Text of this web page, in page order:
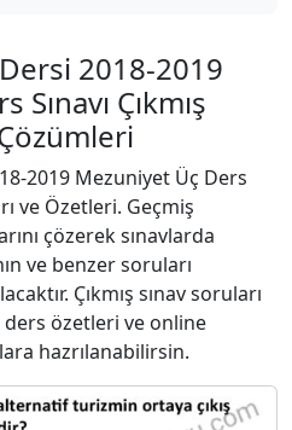
2018-2019
Çıkmış
2019 Mezuniyet Üç Ders
ve Özetleri. Geçmiş
çözerek sınavlarda
ve benzer soruları
Çıkmış sınav soruları
ders özetleri ve online
hazrılanabilirsin.